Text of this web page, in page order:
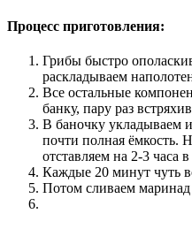
Процесс приготовления:
Грибы быстро
раскладываем
Все остальные
банку, пару раз
В баночку укладываем
почти полная ёмкость.
отставляем на 2-3 часа в
Каждые 20 минут чуть
Потом сливаем